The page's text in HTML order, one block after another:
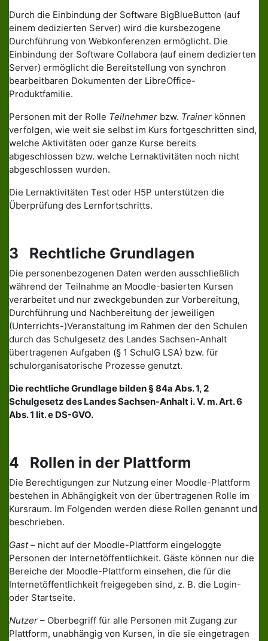
Durch die Einbindung der Software BigBlueButton (auf
einem dedizierten Server) wird die kursbezogene
Durchführung von Webkonferenzen ermöglicht. Die
Einbindung der Software Collabora (auf einem dedizierten
Server) ermöglicht die Bereitstellung von synchron
bearbeitbaren Dokumenten der LibreOffice-
Produktfamilie.
Personen mit der Rolle Teilnehmer bzw. Trainer können
verfolgen, wie weit sie selbst im Kurs fortgeschritten sind,
welche Aktivitäten oder ganze Kurse bereits
abgeschlossen bzw. welche Lernaktivitäten noch nicht
abgeschlossen wurden.
Die Lernaktivitäten Test oder H5P unterstützen die
Überprüfung des Lernfortschritts.
3 Rechtliche Grundlagen
Die personenbezogenen Daten werden ausschließlich
während der Teilnahme an Moodle-basierten Kursen
verarbeitet und nur zweckgebunden zur Vorbereitung,
Durchführung und Nachbereitung der jeweiligen
(Unterrichts-)Veranstaltung im Rahmen der den Schulen
durch das Schulgesetz des Landes Sachsen-Anhalt
übertragenen Aufgaben (§ 1 SchulG LSA) bzw. für
schulorganisatorische Prozesse genutzt.
Die rechtliche Grundlage bilden § 84a Abs. 1, 2
Schulgesetz des Landes Sachsen-Anhalt i. V. m. Art. 6
Abs. 1 lit. e DS-GVO.
4 Rollen in der Plattform
Die Berechtigungen zur Nutzung einer Moodle-Plattform
bestehen in Abhängigkeit von der übertragenen Rolle im
Kursraum. Im Folgenden werden diese Rollen genannt und
beschrieben.
Gast– nicht auf der Moodle-Plattform eingeloggte
Personen der Internetöffentlichkeit. Gäste können nur die
Bereiche der Moodle-Plattform einsehen, die für die
Internetöffentlichkeit freigegeben sind, z. B. die Login-
oder Startseite.
Nutzer – Oberbegriff für alle Personen mit Zugang zur
Plattform, unabhängig von Kursen, in die sie eingetragen